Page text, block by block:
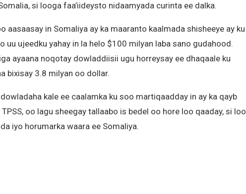
si looga faa’iideysto nidaamyada curinta ee dalka.
aasaasay in Somaliya ay ka maaranto kaalmada shisheeye ay ku
uu ujeedku yahay in la helo $100 milyan laba sano gudahood.
ayaana noqotay dowladdiisii ugu horreysay ee dhaqaale ku
bixisay 3.8 milyan oo dollar.
kale ee caalamka ku soo martiqaadday in ay ka qayb
oo lagu sheegay tallaabo is bedel oo hore loo qaaday, si loo
iyo horumarka waara ee Somaliya.